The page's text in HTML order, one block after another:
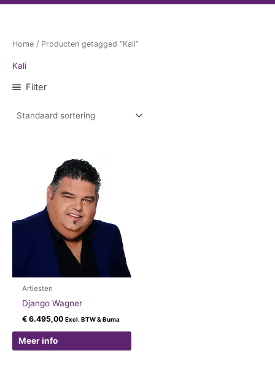
Home / Producten getagged “Kali”
Kali
Filter
Artiesten
Django Wagner
€ 6.495,00 Excl. BTW & Buma
Meer info